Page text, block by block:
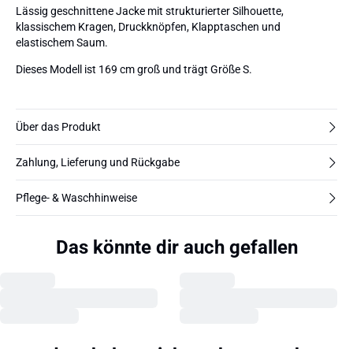
Lässig geschnittene Jacke mit strukturierter Silhouette,
klassischem Kragen, Druckknöpfen, Klapptaschen und
elastischem Saum.
Dieses Modell ist 169 cm groß und trägt Größe S.
Über das Produkt
Zahlung, Lieferung und Rückgabe
Pflege- & Waschhinweise
Das könnte dir auch gefallen